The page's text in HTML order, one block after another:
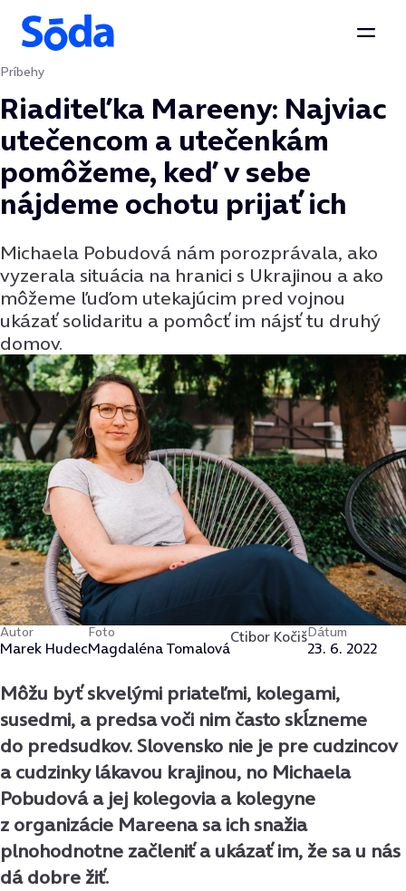
Preskočiť na obsah
Príbehy
Riaditeľka Mareeny: Najviac
utečencom a utečenkám
pomôžeme, keď v sebe
nájdeme ochotu prijať ich
Michaela Pobudová nám porozprávala, ako
vyzerala situácia na hranici s Ukrajinou a ako
môžeme ľuďom utekajúcim pred vojnou
ukázať solidaritu a pomôcť im nájsť tu druhý
domov.
Autor
Marek Hudec
Foto
Magdaléna Tomalová
Ctibor KočišDátum
23. 6. 2022
Môžu byť skvelými priateľmi, kolegami,
susedmi, a predsa voči nim často skĺzneme
do predsudkov. Slovensko nie je pre cudzincov
a cudzinky lákavou krajinou, no Michaela
Pobudová a jej kolegovia a kolegyne
z organizácie Mareena sa ich snažia
plnohodnotne začleniť a ukázať im, že sa u nás
dá dobre žiť.